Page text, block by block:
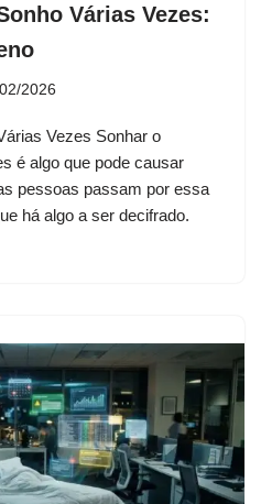
Várias Vezes:
2026
Vezes Sonhar o
é algo que pode causar
pessoas passam por essa
há algo a ser decifrado.